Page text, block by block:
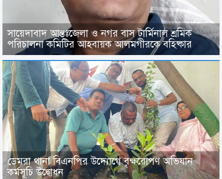
সায়েদাবাদ আন্তঃজেলা ও নগর বাস টার্মিনাল শ্রমিক
পরিচালনা কমিটির আহবায়ক আলমগীরকে বহিষ্কার
ডেমরা থানা বিএনপির উদ্যোগে বৃক্ষরোপণ অভিযান
কর্মসূচি উদ্বোধন